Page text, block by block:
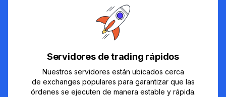
Servidores de trading rápidos
Nuestros servidores están ubicados cerca
de exchanges populares para garantizar que las
órdenes se ejecuten de manera estable y rápida.